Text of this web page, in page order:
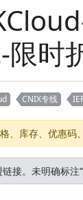
时
CNIX专线
、库存、优惠码
接。未明确标